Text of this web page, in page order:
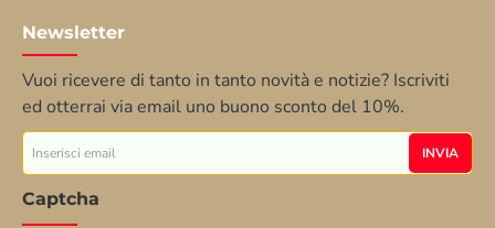
Newsletter
Vuoi ricevere di tanto in tanto novità e notizie? Iscriviti
ed otterrai via email uno buono sconto del 10%.
Inserisci
email
INVIA
Captcha